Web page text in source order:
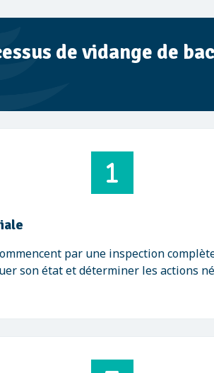
de vidange de
par une inspection
son état et déterminer les actions